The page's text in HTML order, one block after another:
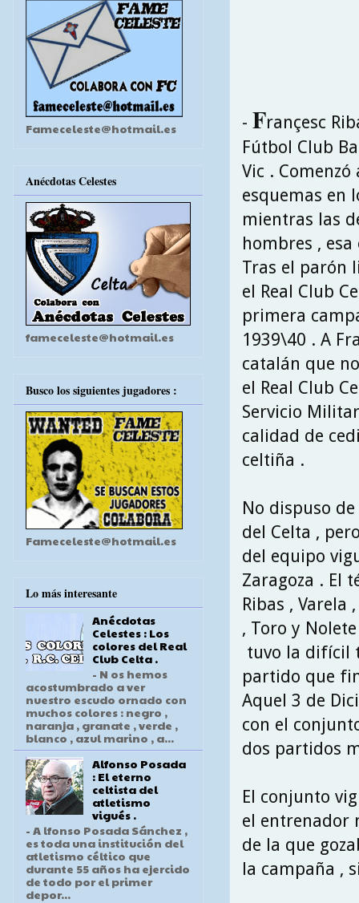
- Françesc
Fútbol Club
Vic .
esquemas en
mientras las
hombres ,
Tras el parón
el Real Club
primera
1939\40 . A
catalán que
el Real Club
Servicio
calidad de
celtiña .
No dispuso
del Celta ,
del equipo
Zaragoza . El
Ribas , Varela
, Toro y
tuvo la difícil
partido que
Aquel 3 de
con el
dos partidos
El conjunto
el entrenador
de la que
la campaña ,
Fameceleste@hotmail.es
Anécdotas Celestes
fameceleste@hotmail.es
Busco los siguientes jugadores :
Fameceleste@hotmail.es
Lo más interesante
Anécdotas
Celestes : Los
colores del Real
Club Celta .
- N os hemos
acostumbrado a ver
nuestro escudo ornado con
muchos colores : negro ,
naranja , granate , verde ,
blanco , azul marino , a...
Alfonso Posada
: El eterno
celtista del
atletismo
vigués .
- A lfonso Posada Sánchez ,
es toda una institución del
atletismo céltico que
durante 55 años ha ejercido
de todo por el primer
depor...